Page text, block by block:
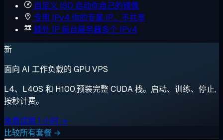
自定义 ISO 启动你自己的镜像
专用 IPv4 你的专属 IP，不共享
额外 IP 每台服务器多个 IPv4
新
面向 AI 工作负载的 GPU VPS
L4、L40S 和 H100,预装完整 CUDA 栈。启动、训练、停止,
按秒计费。
免费试用 1 小时 →
比较所有套餐 →